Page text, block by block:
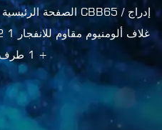
الصفحة الرئيسيةمكثف مقاوم للانفجار CBB65/ إدراج
+ 1 طرف مع برغي